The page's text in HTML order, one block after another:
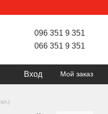
096 351 9 351
066 351 9 351
Вход Мой заказ